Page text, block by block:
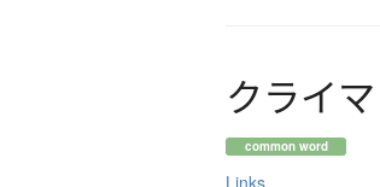
クライマ
common word